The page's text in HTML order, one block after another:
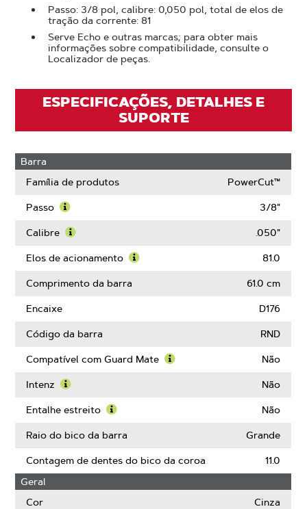
Passo: 3/8 pol, calibre: 0,050 pol, total de elos de
tração da corrente: 81
Serve Echo e outras marcas; para obter mais
informações sobre compatibilidade, consulte o
Localizador de peças.
ESPECIFICAÇÕES, DETALHES E
SUPORTE
Barra
Família de produtos
PowerCut™
Passo
mais
Passo
3/8"
Calibre
mais
Calibre
.050"
Elos de acionamento
mais
81.0
Comprimento da barra 61.0 cm
Encaixe D176
Código da barra RND
Compatível com Guard Mate Não
Intenz
mais
Intenz
Não
Entalhe estreito
mais
Entalhe
estreito
Não
Raio do bico da barra Grande
Contagem de dentes do bico da coroa
11.0
Geral
Cor
Cinza